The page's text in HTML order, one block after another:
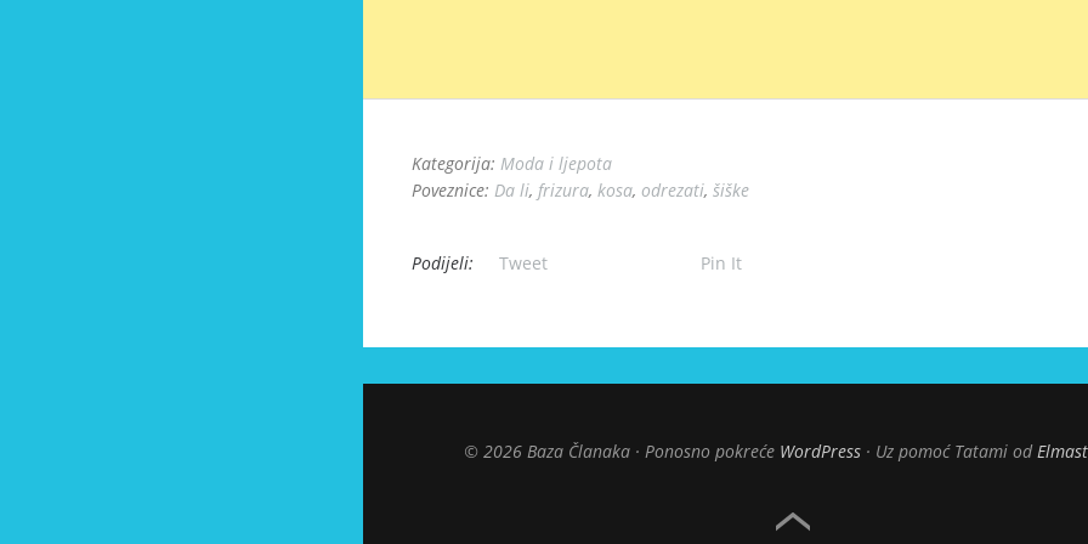
Kategorija: Moda i ljepota
Poveznice: Da li, frizura, kosa, odrezati, šiške
Podijeli: Tweet Pin It
© 2026 Baza Članaka Ponosno pokreće WordPress Uz pomoć Tatami od